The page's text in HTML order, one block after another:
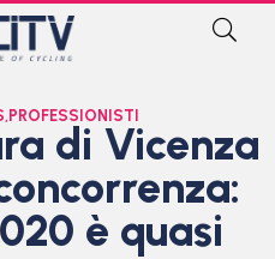
, PROFESSIONISTI
di Vicenza
è quasi